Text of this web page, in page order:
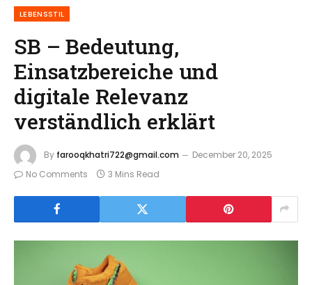
LEBENSSTIL
SB – Bedeutung,
Einsatzbereiche und
digitale Relevanz
verständlich erklärt
By farooqkhatri722@gmail.com
December 20, 2025
No Comments
3 Mins Read